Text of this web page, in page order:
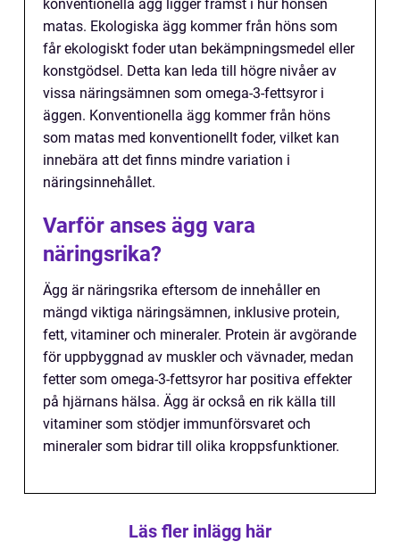
konventionella ägg ligger främst i hur hönsen
matas. Ekologiska ägg kommer från höns som
får ekologiskt foder utan bekämpningsmedel eller
konstgödsel. Detta kan leda till högre nivåer av
vissa näringsämnen som omega-3-fettsyror i
äggen. Konventionella ägg kommer från höns
som matas med konventionellt foder, vilket kan
innebära att det finns mindre variation i
näringsinnehållet.
Varför anses ägg vara
näringsrika?
Ägg är näringsrika eftersom de innehåller en
mängd viktiga näringsämnen, inklusive protein,
fett, vitaminer och mineraler. Protein är avgörande
för uppbyggnad av muskler och vävnader, medan
fetter som omega-3-fettsyror har positiva effekter
på hjärnans hälsa. Ägg är också en rik källa till
vitaminer som stödjer immunförsvaret och
mineraler som bidrar till olika kroppsfunktioner.
Läs fler inlägg här